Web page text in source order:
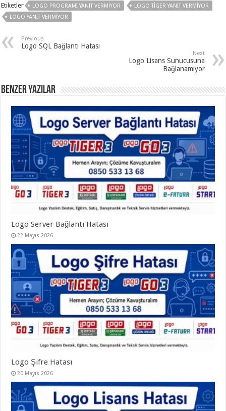
Etiketler LOGO PROGRAMI YANIT VERMIYOR
LOGO TIGER YANIT VERMIYOR
LOGO YANIT VERMIYOR
Previous
Logo SQL Bağlantı Hatası
Next
Logo Lisans Sunucusuna
Bağlanamıyor
Benzer Yazılar
Logo Server Bağlantı Hatası
22 Mayıs 2026
Logo Şifre Hatası
20 Mayıs 2026